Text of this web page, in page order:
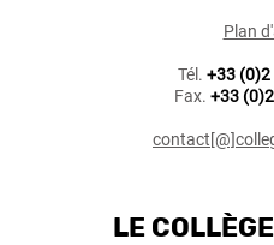
Plan
Tél. +33 (0)2
Fax. +33
LE